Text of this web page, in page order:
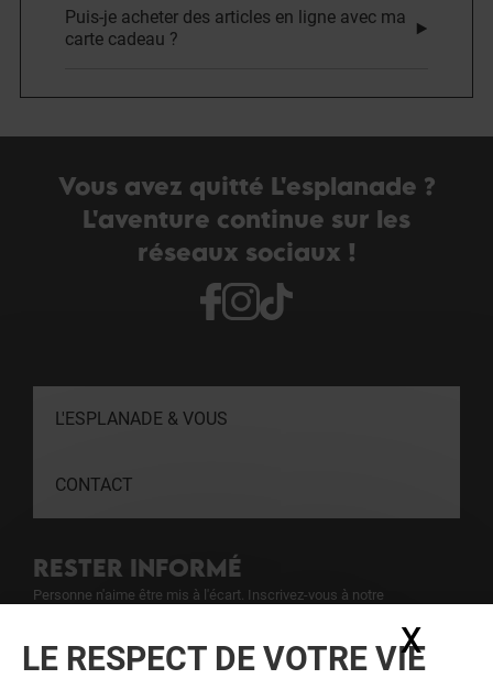
Puis-je acheter des articles en ligne avec ma
carte cadeau ?
Vous avez quitté L'esplanade ?
L'aventure continue sur les
réseaux sociaux !
L'ESPLANADE & VOUS
CONTACT
RESTER INFORMÉ
Personne n'aime être mis à l'écart. Inscrivez-vous à notre
LE RESPECT DE VOTRE VIE
X